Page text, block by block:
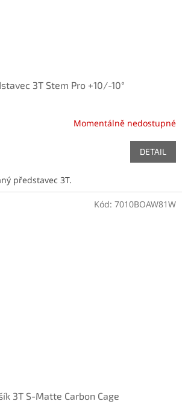
3T Stem Pro +10/-10°
Momentálně nedostupné
DETAIL
představec 3T.
3T S-Matte Carbon Cage
Kód: 7010BOAW81W